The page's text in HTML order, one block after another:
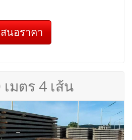
นอราคา
มตร 4 เส้น